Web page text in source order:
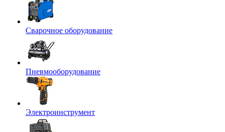
Сварочное оборудование
Пневмооборудование
Электроинструмент